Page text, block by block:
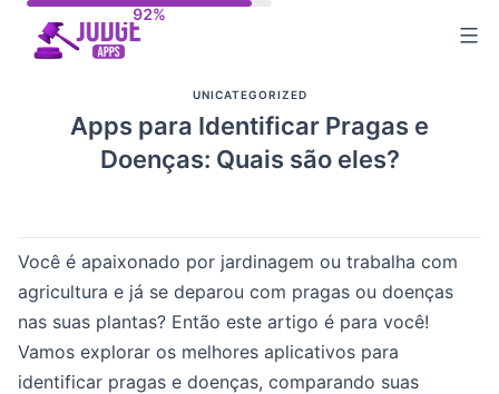
UNICATEGORIZED
Apps para Identificar Pragas e
Doenças: Quais são eles?
Você é apaixonado por jardinagem ou trabalha com
agricultura e já se deparou com pragas ou doenças
nas suas plantas? Então este artigo é para você!
Vamos explorar os melhores aplicativos para
identificar pragas e doenças, comparando suas